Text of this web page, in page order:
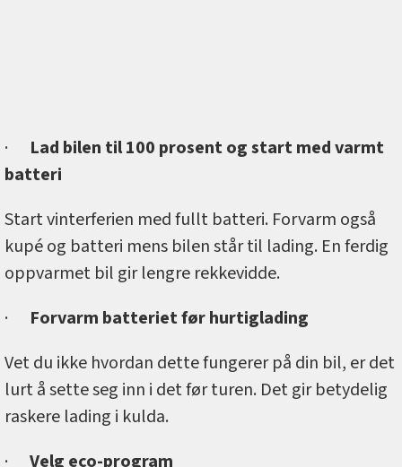
·
Lad bilen til 100 prosent og start med varmt
batteri
Start vinterferien med fullt batteri. Forvarm også
kupé og batteri mens bilen står til lading. En ferdig
oppvarmet bil gir lengre rekkevidde.
·
Forvarm batteriet før hurtiglading
Vet du ikke hvordan dette fungerer på din bil, er det
lurt å sette seg inn i det før turen. Det gir betydelig
raskere lading i kulda.